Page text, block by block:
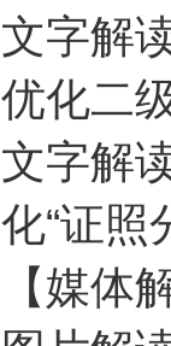
文字解
优化二
文字解
化“证照
【媒体